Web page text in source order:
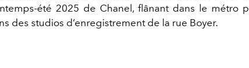
été 2025 de Chanel, flânant dans le métro
des studios d’enregistrement de la rue Boyer.